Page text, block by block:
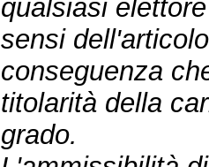
qualsiasi
sensi
conseguenza
titolarità della
grado.